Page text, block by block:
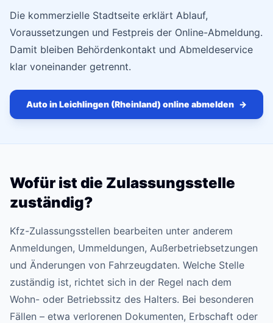
Die kommerzielle Stadtseite erklärt Ablauf,
Voraussetzungen und Festpreis der Online-Abmeldung.
Damit bleiben Behördenkontakt und Abmeldeservice
klar voneinander getrennt.
Auto in Leichlingen (Rheinland) online abmelden →
Wofür ist die Zulassungsstelle
zuständig?
Kfz-Zulassungsstellen bearbeiten unter anderem
Anmeldungen, Ummeldungen, Außerbetriebsetzungen
und Änderungen von Fahrzeugdaten. Welche Stelle
zuständig ist, richtet sich in der Regel nach dem
Wohn- oder Betriebssitz des Halters. Bei besonderen
Fällen – etwa verlorenen Dokumenten, Erbschaft oder